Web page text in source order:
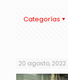
Categorías
20 agosto, 2022